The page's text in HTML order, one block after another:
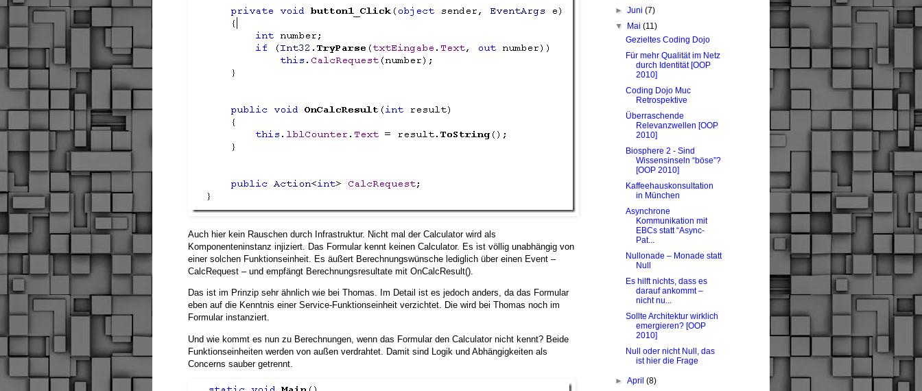
Auch hier kein Rauschen durch Infrastruktur. Nicht mal der Calculator wird als
Komponenteninstanz injiziert. Das Formular kennt keinen Calculator. Es ist völlig unabhängig von
einer solchen Funktionseinheit. Es äußert Berechnungswünsche lediglich über einen Event –
CalcRequest – und empfängt Berechnungsresultate mit OnCalcResult().
Das ist im Prinzip sehr ähnlich wie bei Thomas. Im Detail ist es jedoch anders, da das Formular
eben auf die Kenntnis einer Service-Funktionseinheit verzichtet. Die wird bei Thomas noch im
Formular instanziert.
Und wie kommt es nun zu Berechnungen, wenn das Formular den Calculator nicht kennt? Beide
Funktionseinheiten werden von außen verdrahtet. Damit sind Logik und Abhängigkeiten als
Concerns sauber getrennt.
►Juni(7)
▼
Mai(11)
Gezieltes Coding Dojo
Für mehr Qualität im Netz
durch Identität [OOP
2010]
Coding Dojo Muc
Retrospektive
Überraschende
Relevanzwellen [OOP
2010]
Biosphere 2 - Sind
Wissensinseln “böse”?
[OOP 2010]
Kaffeehauskonsultation
in München
Asynchrone
Kommunikation mit
EBCs statt “Async-
Pat...
Nullonade – Monade statt
Null
Es hilft nichts, dass es
darauf ankommt –
nicht nu...
Sollte Architektur wirklich
emergieren? [OOP
2010]
Null oder nicht Null, das
ist hier die Frage
►April(8)